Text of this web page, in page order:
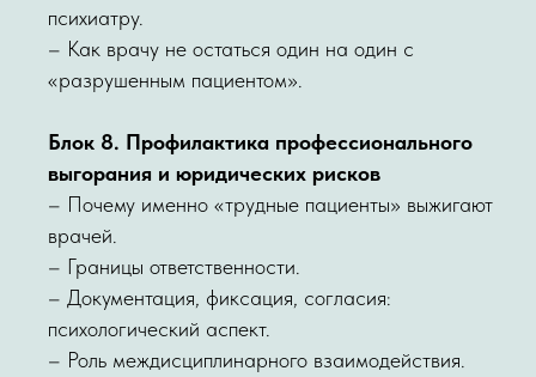
психиатру.
– Как врачу не остаться один на один с
«разрушенным пациентом».
Блок 8. Профилактика профессионального
выгорания и юридических рисков
– Почему именно «трудные пациенты» выжигают
врачей.
– Границы ответственности.
– Документация, фиксация, согласия:
психологический аспект.
– Роль междисциплинарного взаимодействия.